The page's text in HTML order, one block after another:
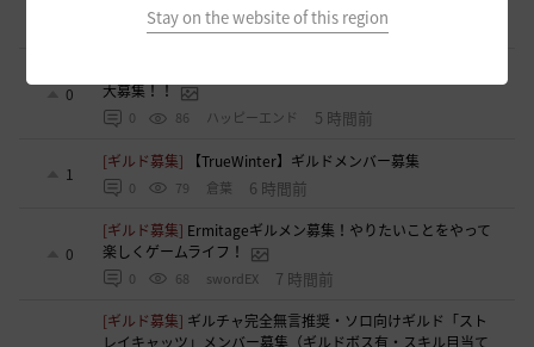
Stay on the website of this region
348 エレメル 5 時間前
0
大募集！！
0 86 ハッピーエンド 5 時間前
1
[ギルド募集] 【TrueWinter】ギルドメンバー募集
0 79 倉葉 6 時間前
0
[ギルド募集] Ermitageギルメン募集！やりたいことをやって
楽しくゲームライフ！
0 68 swordEX 7 時間前
[ギルド募集] ギルチャ完全無言推奨・ソロ向けギルド「スト
レイキャッツ」メンバー募集（ギルドボス有・スキル目当て